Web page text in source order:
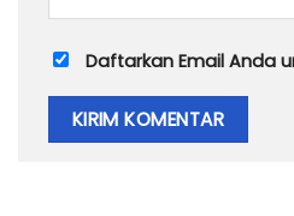
Daftarkan Email Anda